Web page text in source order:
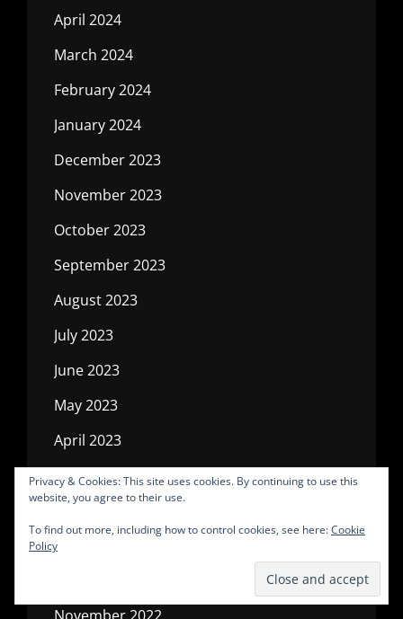
April 2024
March 2024
February 2024
January 2024
December 2023
November 2023
October 2023
September 2023
August 2023
July 2023
June 2023
May 2023
April 2023
March 2023
February 2023
January 2023
Privacy & Cookies: This site uses cookies. By continuing to use this
website, you agree to their use.
To find out more, including how to control cookies, see here:Cookie
Policy